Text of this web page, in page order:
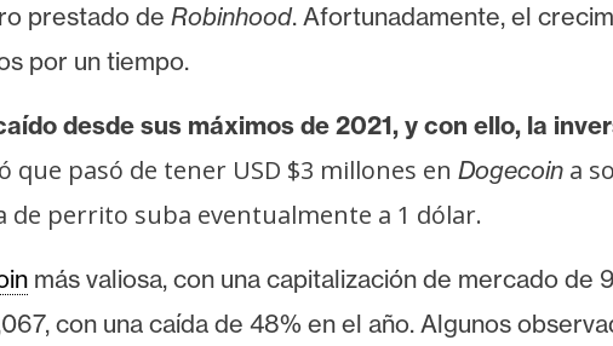
prestado de Robinhood. Afortunadamente, el
por un tiempo.
desde sus máximos de 2021, y con ello, la
que pasó de tener USD $3 millones en Dogecoin a
de perrito suba eventualmente a 1 dólar.
más valiosa, con una capitalización de mercado de
con una caída de 48% en el año. Algunos